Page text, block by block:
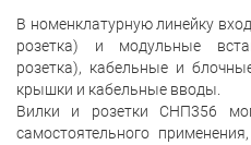
В номенклатурную линейку
розетка) и модульные
розетка), кабельные и
крышки и кабельные вводы.
Вилки и розетки СНП356
самостоятельного